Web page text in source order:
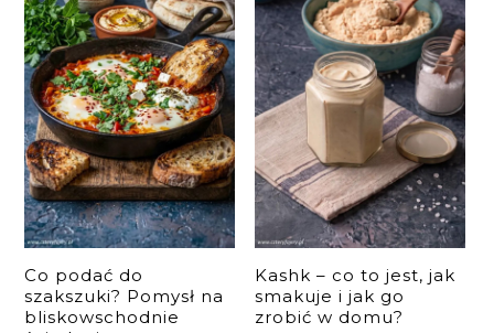
Co podać do
szakszuki? Pomysł na
bliskowschodnie
Kashk – co to jest, jak
smakuje i jak go
zrobić w domu?